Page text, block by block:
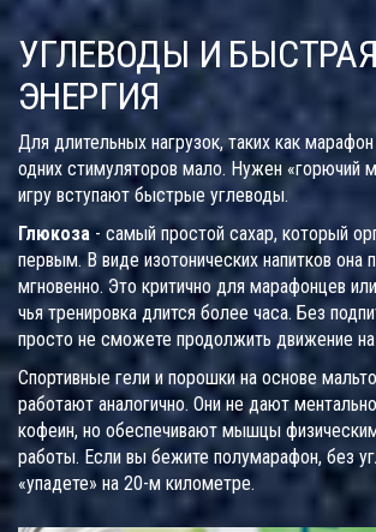
УГЛЕВОДЫ И БЫСТРАЯ
ЭНЕРГИЯ
Для длительных нагрузок, таких как
одних стимуляторов мало. Нужен «горючий
игру вступают быстрые углеводы.
Глюкоза - самый простой сахар, который
первым. В виде изотонических напитков она
мгновенно. Это критично для марафонцев
чья тренировка длится более часа. Без
просто не сможете продолжить движение
Спортивные гели и порошки на основе
работают аналогично. Они не дают
кофеин, но обеспечивают мышцы
работы. Если вы бежите полумарафон, без
«упадете» на 20-м километре.